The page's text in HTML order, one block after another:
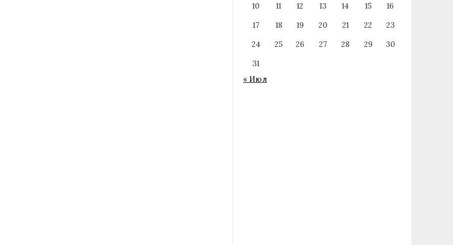
10
11 12 13 14 15
16
17
18 19 20 21 22
23
24
25 26 27 28 29
30
31
« Июл